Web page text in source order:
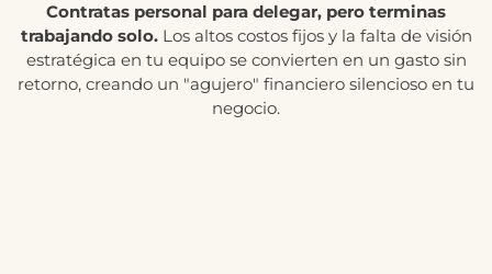
Contratas personal para delegar, pero terminas
trabajando solo. Los altos costos fijos y la falta de visión
estratégica en tu equipo se convierten en un gasto sin
retorno, creando un "agujero" financiero silencioso en tu
negocio.